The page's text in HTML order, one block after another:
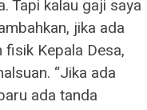
Tapi kalau gaji saya
jika ada
Kepala Desa,
“Jika ada
ada tanda